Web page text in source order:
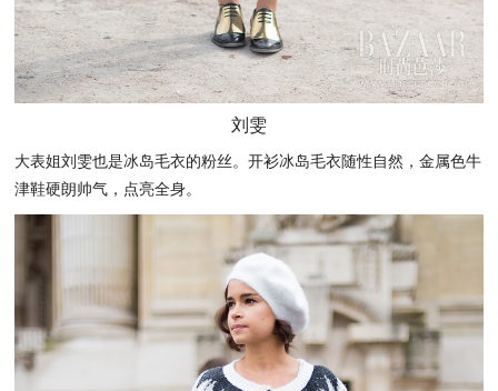
刘雯
大表姐刘雯也是冰岛毛衣的粉丝。开衫冰岛毛衣随性自然，金属色牛
津鞋硬朗帅气，点亮全身。